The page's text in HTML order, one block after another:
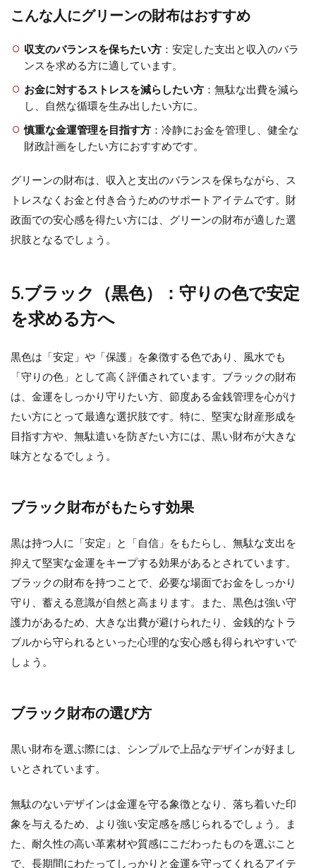
こんな人にグリーンの財布はおすすめ
収支のバランスを保ちたい方：安定した支出と収入のバラ
ンスを求める方に適しています。
お金に対するストレスを減らしたい方：無駄な出費を減ら
し、自然な循環を生み出したい方に。
慎重な金運管理を目指す方：冷静にお金を管理し、健全な
財政計画をしたい方におすすめです。
グリーンの財布は、収入と支出のバランスを保ちながら、ス
トレスなくお金と付き合うためのサポートアイテムです。財
政面での安心感を得たい方には、グリーンの財布が適した選
択肢となるでしょう。
5.ブラック（黒色）：守りの色で安定
を求める方へ
黒色は「安定」や「保護」を象徴する色であり、風水でも
「守りの色」として高く評価されています。ブラックの財布
は、金運をしっかり守りたい方、節度ある金銭管理を心がけ
たい方にとって最適な選択肢です。特に、堅実な財産形成を
目指す方や、無駄遣いを防ぎたい方には、黒い財布が大きな
味方となるでしょう。
ブラック財布がもたらす効果
黒は持つ人に「安定」と「自信」をもたらし、無駄な支出を
抑えて堅実な金運をキープする効果があるとされています。
ブラックの財布を持つことで、必要な場面でお金をしっかり
守り、蓄える意識が自然と高まります。また、黒色は強い守
護力があるため、大きな出費が避けられたり、金銭的なトラ
ブルから守られるといった心理的な安心感も得られやすいで
しょう。
ブラック財布の選び方
黒い財布を選ぶ際には、シンプルで上品なデザインが好まし
いとされています。
無駄のないデザインは金運を守る象徴となり、落ち着いた印
象を与えるため、より強い安定感を感じられるでしょう。ま
た、耐久性の高い革素材や質感にこだわったものを選ぶこと
で、長期間にわたってしっかりと金運を守ってくれるアイテ